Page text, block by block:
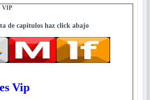
VIP
de capitulos haz click abajo
Vip